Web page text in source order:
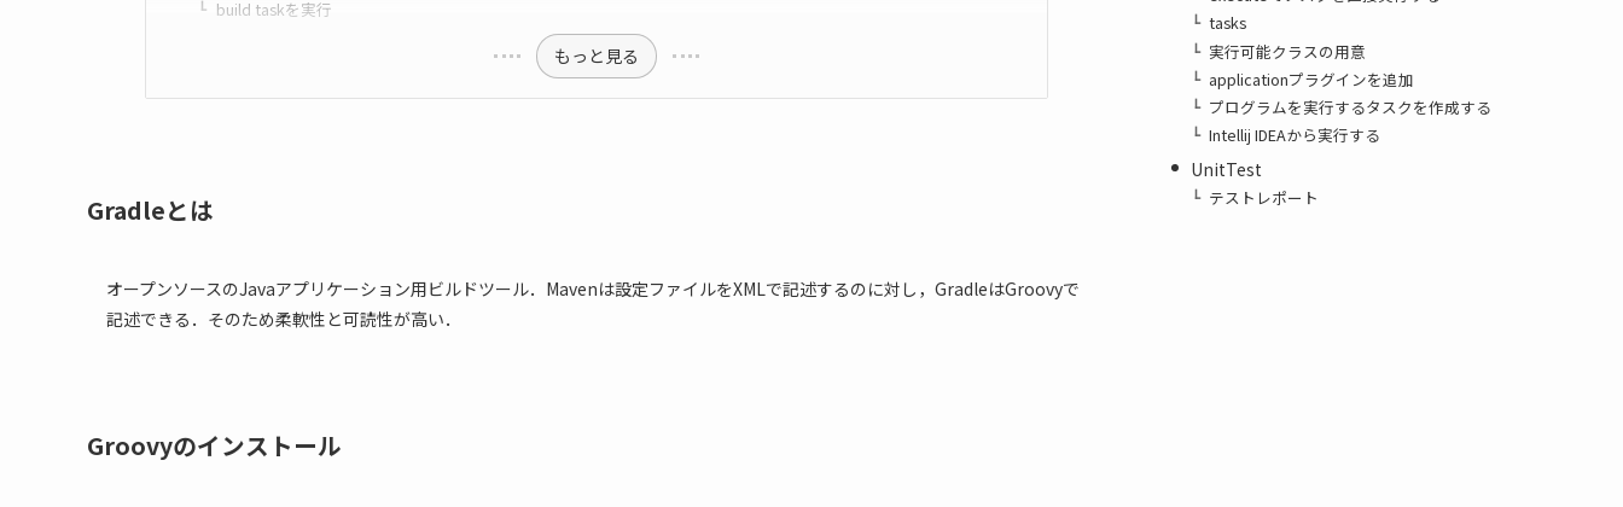
build taskを実行
もっと見る
Gradleとは
オープンソースのJavaアプリケーション用ビルドツール．Mavenは設定ファイルをXMLで記述するのに対し，GradleはGroovyで
記述できる．そのため柔軟性と可読性が高い．
Groovyのインストール
tasks
実行可能クラスの用意
applicationプラグインを追加
プログラムを実行するタスクを作成する
Intellij IDEAから実行する
UnitTest
テストレポート